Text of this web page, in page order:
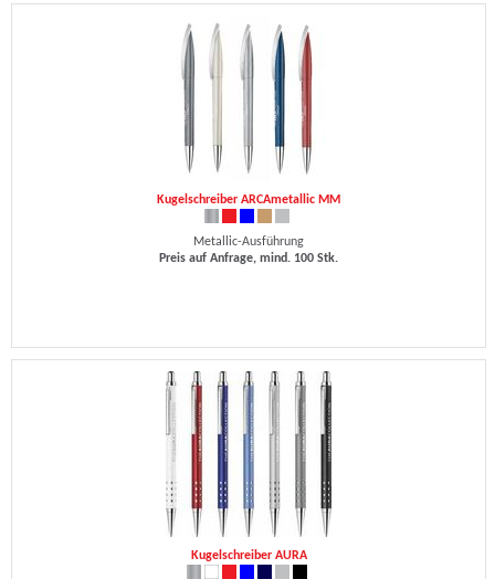
Kugelschreiber ARCAmetallic MM
Metallic-Ausführung
Preis auf Anfrage, mind. 100 Stk.
Kugelschreiber AURA